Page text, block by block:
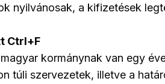
nyilvánosak, a kifizetések
Ctrl+F
kormánynak van egy
túli szervezetek, illetve a